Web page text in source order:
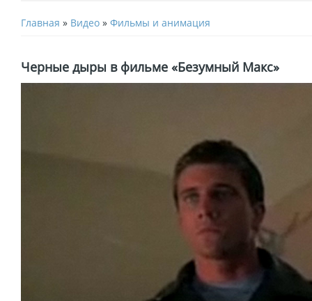
Главная » Видео » Фильмы и анимация
Черные дыры в фильме «Безумный Макс»